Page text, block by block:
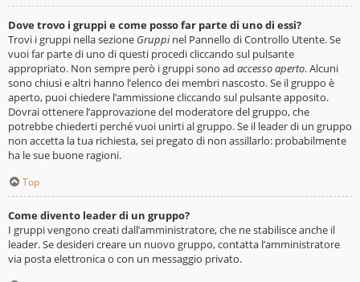
Dove trovo i gruppi e come posso far parte di uno di essi?
Trovi i gruppi nella sezione Gruppinel Pannello di Controllo Utente. Se
vuoi far parte di uno di questi procedi cliccando sul pulsante
appropriato. Non sempre però i gruppi sono ad accesso aperto. Alcuni
sono chiusi e altri hanno l’elenco dei membri nascosto. Se il gruppo è
aperto, puoi chiedere l’ammissione cliccando sul pulsante apposito.
Dovrai ottenere l’approvazione del moderatore del gruppo, che
potrebbe chiederti perché vuoi unirti al gruppo. Se il leader di un gruppo
non accetta la tua richiesta, sei pregato di non assillarlo: probabilmente
ha le sue buone ragioni.
Top
Come divento leader di un gruppo?
I gruppi vengono creati dall’amministratore, che ne stabilisce anche il
leader. Se desideri creare un nuovo gruppo, contatta l’amministratore
via posta elettronica o con un messaggio privato.